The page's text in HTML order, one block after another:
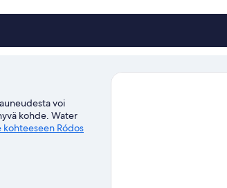
voi
kohde. Water
kohteeseen Ródos